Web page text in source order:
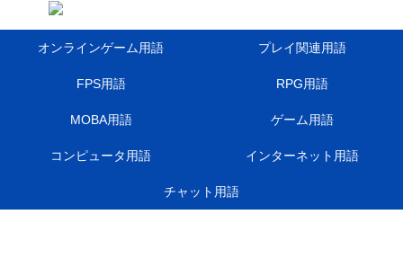
オンラインゲーム用語 プレイ関連用語
FPS用語 RPG用語
MOBA用語 ゲーム用語
コンピュータ用語 インターネット用語
チャット用語